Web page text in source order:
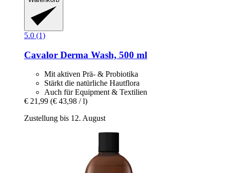
5.0 (1)
Cavalor Derma Wash, 500 ml
Mit aktiven Prä- & Probiotika
Stärkt die natürliche Hautflora
Auch für Equipment & Textilien
€ 21,99 (€ 43,98 / l)
Zustellung bis 12. August